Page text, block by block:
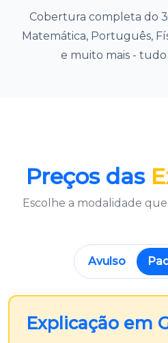
Cobertura completa do
Matemática, Português,
e muito mais -
Preços das
Escolhe a modalidade
Avulso
Explicação em